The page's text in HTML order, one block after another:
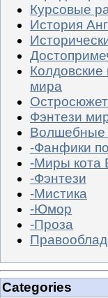
Курсовые
История
мира
Фэнтези
Волшебные
-Фанфики
-Миры кота
-Фэнтези
-Мистика
-Юмор
-Проза
Categories